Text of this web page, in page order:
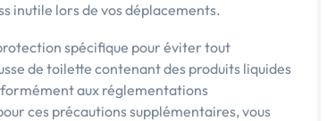
inutile lors de vos déplacements.
spécifique pour éviter tout
de toilette contenant des produits liquides
aux réglementations
ces précautions supplémentaires, vous